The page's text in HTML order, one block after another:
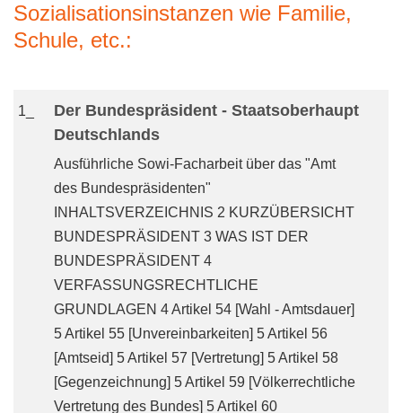
Sozialisationsinstanzen wie Familie,
Schule, etc.:
1_
Der Bundespräsident - Staatsoberhaupt
Deutschlands
Ausführliche Sowi-Facharbeit über das "Amt
des Bundespräsidenten"
INHALTSVERZEICHNIS 2 KURZÜBERSICHT
BUNDESPRÄSIDENT 3 WAS IST DER
BUNDESPRÄSIDENT 4
VERFASSUNGSRECHTLICHE
GRUNDLAGEN 4 Artikel 54 [Wahl - Amtsdauer]
5 Artikel 55 [Unvereinbarkeiten] 5 Artikel 56
[Amtseid] 5 Artikel 57 [Vertretung] 5 Artikel 58
[Gegenzeichnung] 5 Artikel 59 [Völkerrechtliche
Vertretung des Bundes] 5 Artikel 60